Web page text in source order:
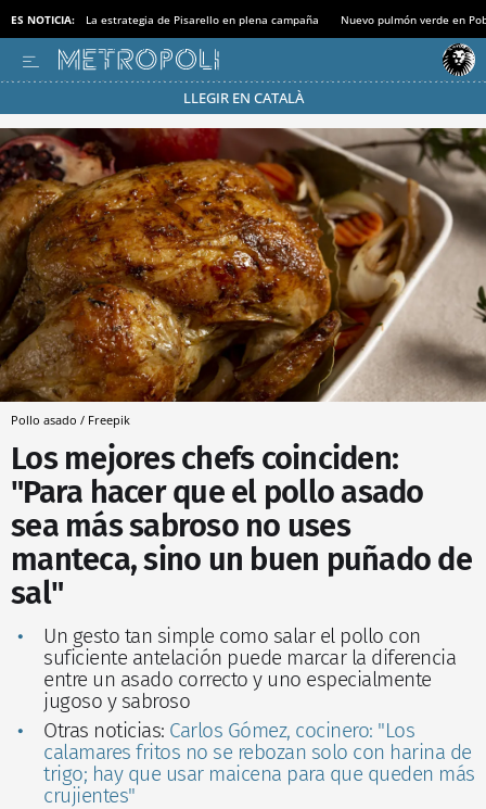
ES NOTICIA: La estrategia de Pisarello en plena campaña Nuevo pulmón verde en
LLEGIR EN CATALÀ
Pásate al MODO AHORRO
Pollo asado / Freepik
Los mejores chefs coinciden:
"Para hacer que el pollo asado
sea más sabroso no uses
manteca, sino un buen puñado de
sal"
Un gesto tan simple como salar el pollo con
suficiente antelación puede marcar la diferencia
entre un asado correcto y uno especialmente
jugoso y sabroso
Otras noticias: Carlos Gómez, cocinero: "Los
calamares fritos no se rebozan solo con harina de
trigo; hay que usar maicena para que queden más
crujientes"